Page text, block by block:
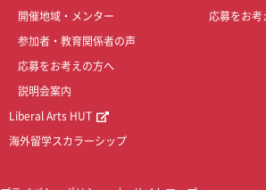
開催地域・メンター
参加者・教育関係者の声
応募をお考えの方へ
説明会案内
Liberal Arts HUT
海外留学スカラーシップ
応募をお考